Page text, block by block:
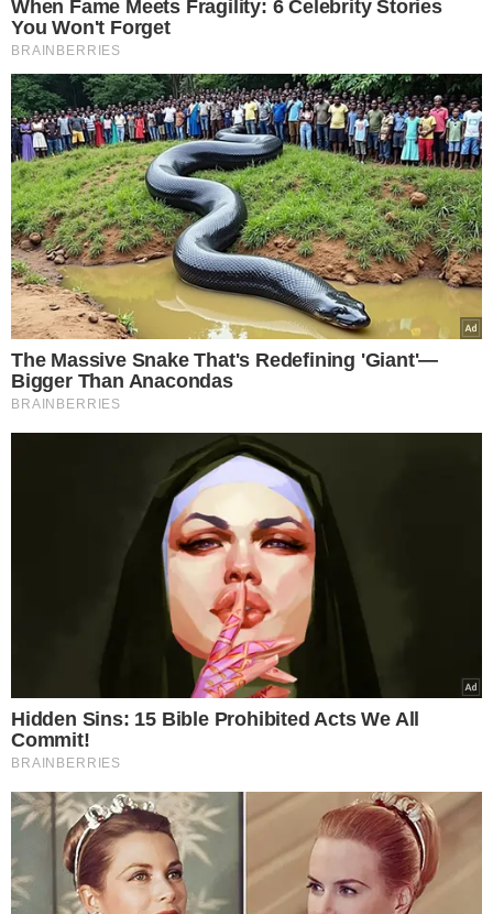
Oevento intitulado "Privezinha do Vegas"aconteceu
em um sítio na localidade Beco da Raposa na região da
Santa Teresa, onde os foliões se reunião em frente ao
Aldebaram Leste no Bairro Verde Lar, com saída a cada
meia hora, com o primeiro grupo saindo 21hs30min e
último as 00hs00min.